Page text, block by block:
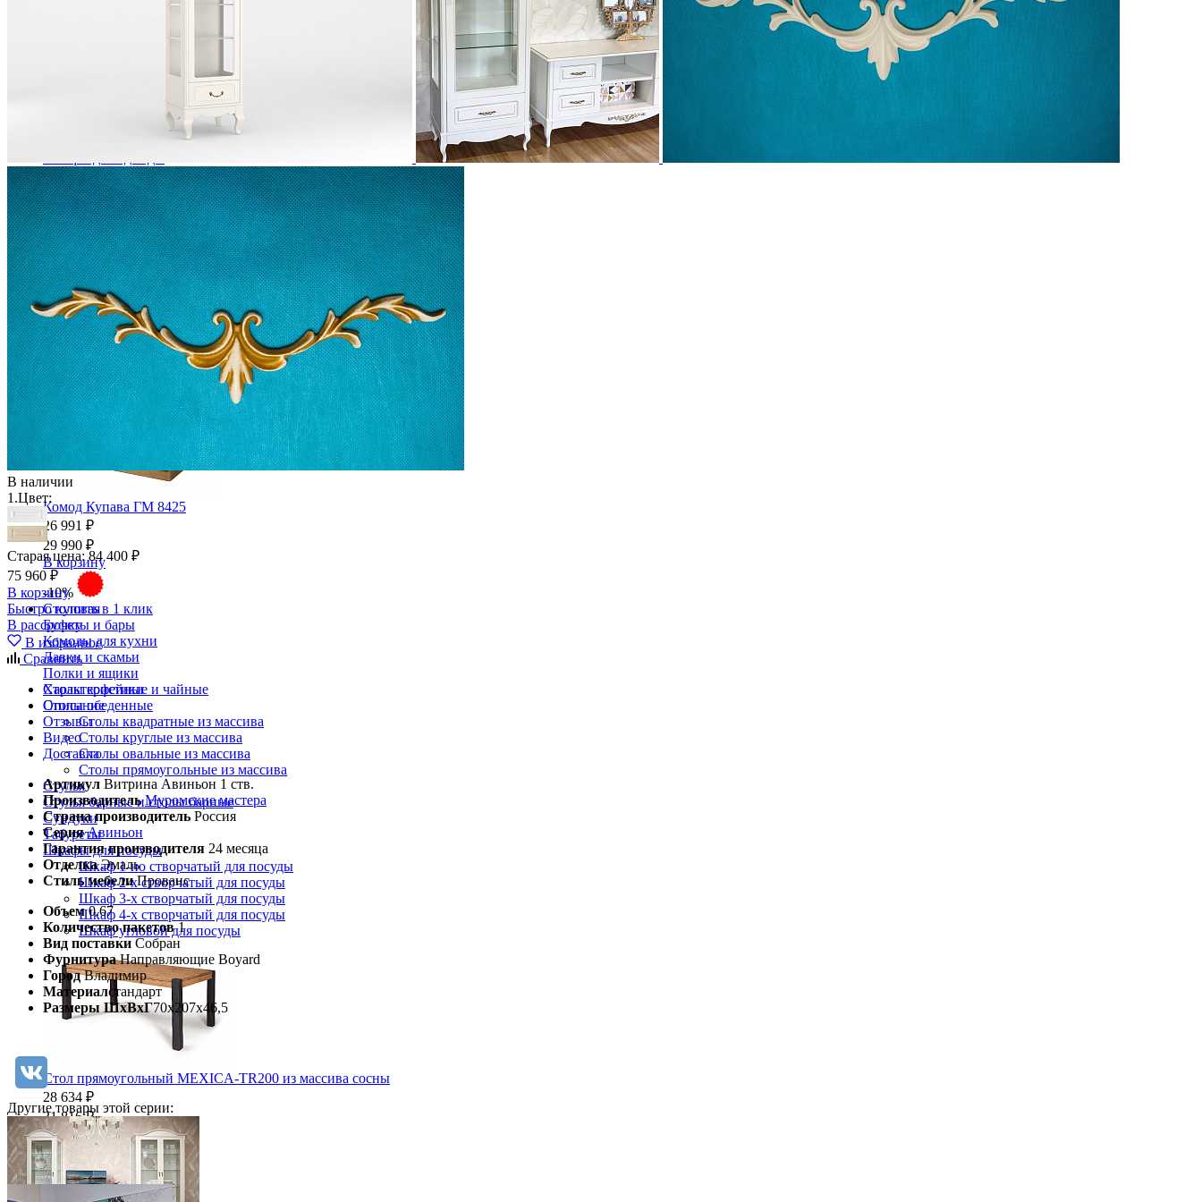
Решетки и настилы под матрас
Тумбы прикроватные
Антресоли на шкаф
Полки и ящики в шкаф для одежды
Шкаф 1-дверный для одежды и белья
Шкафы 2-х дверные для одежды и белья
Шкафы 3-х дверные для одежды и белья
Шкафы 4-х дверные для одежды и белья
Шкафы 5-ти дверные для одежды и белья
Шкафы 6-ти дверные для одежды и белья
Шкафы купе для одежды и белья
Шкафы угловые для одежды и белья
Ящики и короба
Комод Купава ГМ 8425
26 991 ₽
29 990 ₽
В корзину
-10%
Столовая
Буфеты и бары
Комоды для кухни
Лавки и скамьи
Полки и ящики
Столы кофейные и чайные
Столы обеденные
Столы квадратные из массива
Столы круглые из массива
Столы овальные из массива
Столы прямоугольные из массива
Стулья
Стулья барные и столы барные
Сундуки
Табуреты
Шкафы для посуды
Шкаф 1-но створчатый для посуды
Шкаф 2-х створчатый для посуды
Шкаф 3-х створчатый для посуды
Шкаф 4-х створчатый для посуды
Шкаф угловой для посуды
Стол прямоугольный MEXICA-TR200 из массива сосны
28 634 ₽
31 816 ₽
В корзину
-10%
Прихожая
Вешалки напольные
В наличии
1.Цвет:
Старая цена: 84 400 ₽
75 960 ₽
В корзину
Быстро купить в 1 клик
В рассрочку
В избранное
Сравнить
Характеристики
Описание
Отзывы
Видео
Доставка
Артикул Витрина Авиньон 1 ств.
Производитель Муромские мастера
Страна производитель Россия
Серия Авиньон
Гарантия производителя 24 месяца
Отделка Эмаль
Стиль мебели Прованс
Объем 0.67
Количество пакетов 1
Вид поставки Собран
Фурнитура Направляющие Boyard
Город Владимир
Материалстандарт
Размеры ШхВхГ70х207х46,5
Другие товары этой серии: